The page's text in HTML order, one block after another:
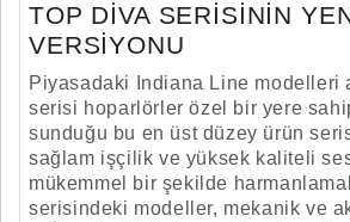
TOP DIVA SERISININ
VERSIYONU
Piyasadaki Indiana Line modelleri
serisi hoparlörler özel bir yere
sunduğu bu en üst düzey ürün
sağlam işçilik ve yüksek kaliteli
mükemmel bir şekilde
serisindeki modeller, mekanik ve